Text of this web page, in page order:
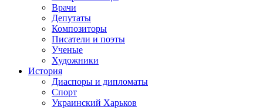
Врачи
Депутаты
Композиторы
Писатели и поэты
Ученые
Художники
История
Диаспоры и дипломаты
Спорт
Украинский Харьков